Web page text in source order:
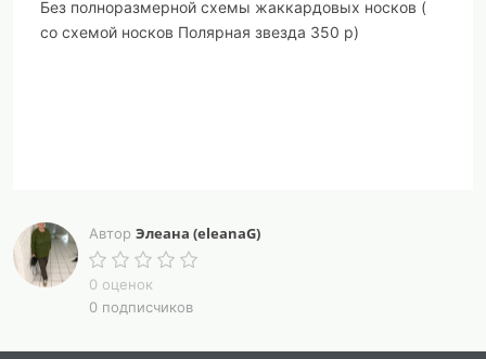
Без полноразмерной схемы жаккардовых носков (
со схемой носков Полярная звезда 350 р)
Автор Элеана (eleanaG)
0 оценок
0 подписчиков